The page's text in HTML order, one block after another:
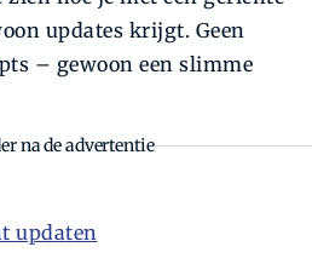
updates krijgt. Geen
– gewoon een slimme
na de advertentie
updaten